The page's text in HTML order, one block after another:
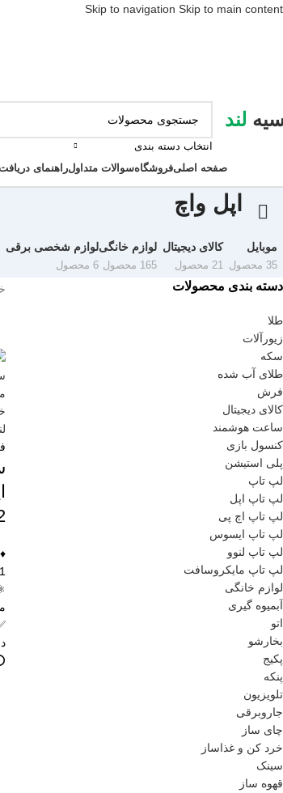
Skip to navigation Skip to main content
لند
انتخاب دسته بندی
صفحه اصلیفروشگاهسوالات متداولراهنمای
اپل واچ
موبایل
35 محصول
کالای دیجیتال
21 محصول
لوازم خانگی
165 محصول
لوازم شخصی برقی
6 محصول
دسته بندی محصولات
طلا
زیورآلات
سکه
طلای آب شده
فرش
کالای دیجیتال
ساعت هوشمند
کنسول بازی
پلی استیشن
لپ تاپ
لپ تاپ اپل
لپ تاپ اچ پی
لپ تاپ ایسوس
لپ تاپ لنوو
لپ تاپ مایکروسافت
لوازم خانگی
آبمیوه گیری
اتو
بخارشو
پکیج
پنکه
تلویزیون
جاروبرقی
چای ساز
خرد کن و غذاساز
سینک
قهوه ساز
2 49